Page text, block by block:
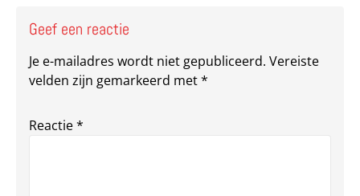
Geef een reactie
Je e-mailadres wordt niet gepubliceerd. Vereiste
velden zijn gemarkeerd met*
Reactie*